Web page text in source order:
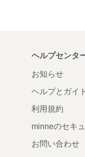
ヘルプセンタ
お知らせ
ヘルプとガイ
利用規約
minneのセキ
お問い合わせ